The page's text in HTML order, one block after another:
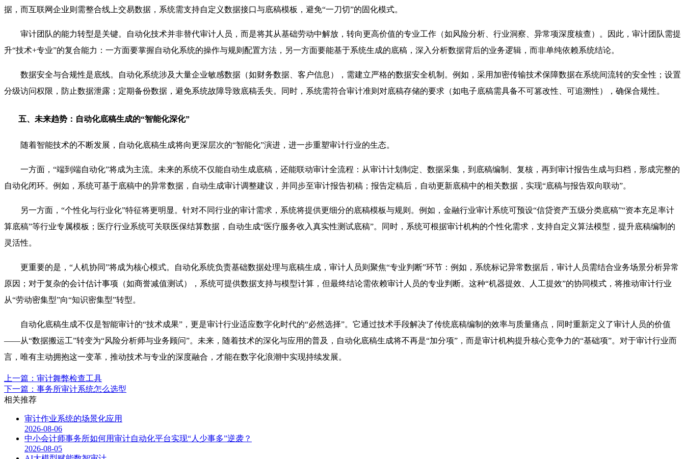
据，而互联网企业则需整合线上交易数据，系统需支持自定义数据接口与底稿模板，避免“一刀切”的固化模式。
审计团队的能力转型是关键。自动化技术并非替代审计人员，而是将其从基础劳动中解放，转向更高价值的专业工作（如风险分析、行业洞察、异常项深度核查）。因此，审计团队需提
升“技术+专业”的复合能力：一方面要掌握自动化系统的操作与规则配置方法，另一方面要能基于系统生成的底稿，深入分析数据背后的业务逻辑，而非单纯依赖系统结论。
数据安全与合规性是底线。自动化系统涉及大量企业敏感数据（如财务数据、客户信息），需建立严格的数据安全机制。例如，采用加密传输技术保障数据在系统间流转的安全性；设置
分级访问权限，防止数据泄露；定期备份数据，避免系统故障导致底稿丢失。同时，系统需符合审计准则对底稿存储的要求（如电子底稿需具备不可篡改性、可追溯性），确保合规性。
五、未来趋势：自动化底稿生成的“智能化深化”
随着智能技术的不断发展，自动化底稿生成将向更深层次的“智能化”演进，进一步重塑审计行业的生态。
一方面，“端到端自动化”将成为主流。未来的系统不仅能自动生成底稿，还能联动审计全流程：从审计计划制定、数据采集，到底稿编制、复核，再到审计报告生成与归档，形成完整的
自动化闭环。例如，系统可基于底稿中的异常数据，自动生成审计调整建议，并同步至审计报告初稿；报告定稿后，自动更新底稿中的相关数据，实现“底稿与报告双向联动”。
另一方面，“个性化与行业化”特征将更明显。针对不同行业的审计需求，系统将提供更细分的底稿模板与规则。例如，金融行业审计系统可预设“信贷资产五级分类底稿”“资本充足率计
算底稿”等行业专属模板；医疗行业系统可关联医保结算数据，自动生成“医疗服务收入真实性测试底稿”。同时，系统可根据审计机构的个性化需求，支持自定义算法模型，提升底稿编制的
灵活性。
更重要的是，“人机协同”将成为核心模式。自动化系统负责基础数据处理与底稿生成，审计人员则聚焦“专业判断”环节：例如，系统标记异常数据后，审计人员需结合业务场景分析异常
原因；对于复杂的会计估计事项（如商誉减值测试），系统可提供数据支持与模型计算，但最终结论需依赖审计人员的专业判断。这种“机器提效、人工提效”的协同模式，将推动审计行业
从“劳动密集型”向“知识密集型”转型。
自动化底稿生成不仅是智能审计的“技术成果”，更是审计行业适应数字化时代的“必然选择”。它通过技术手段解决了传统底稿编制的效率与质量痛点，同时重新定义了审计人员的价值
——从“数据搬运工”转变为“风险分析师与业务顾问”。未来，随着技术的深化与应用的普及，自动化底稿生成将不再是“加分项”，而是审计机构提升核心竞争力的“基础项”。对于审计行业而
言，唯有主动拥抱这一变革，推动技术与专业的深度融合，才能在数字化浪潮中实现持续发展。
上一篇：审计舞弊检查工具
下一篇：事务所审计系统怎么选型
相关推荐
审计作业系统的场景化应用
2026-08-06
中小会计师事务所如何用审计自动化平台实现“人少事多”逆袭？
2026-08-05